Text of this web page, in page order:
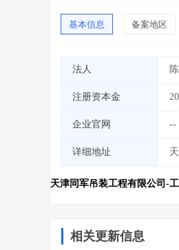
基本信息 备案地区
法人
注册资本金
企业官网 --
详细地址
天津同军吊装工程有限公司-
相关更新信息